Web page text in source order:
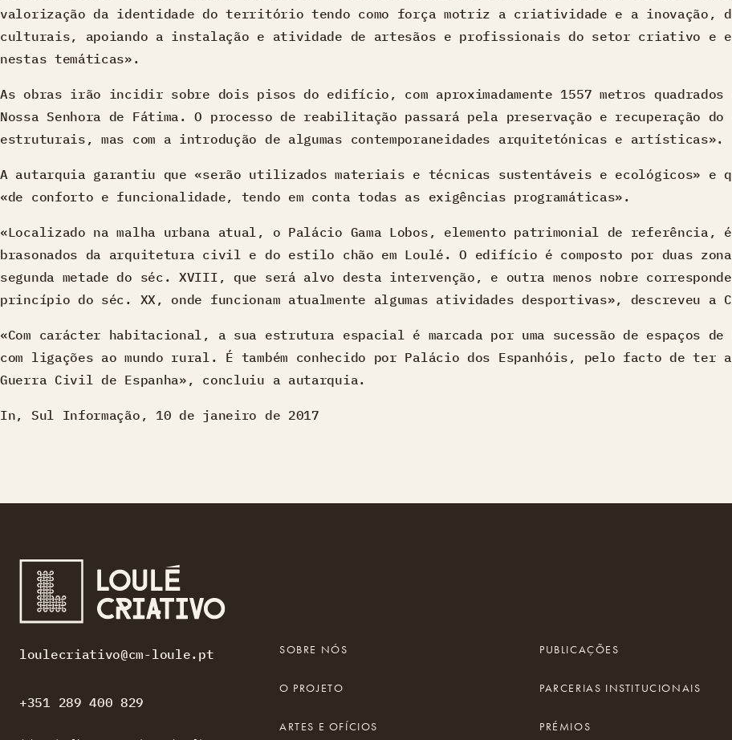
valorização da identidade do território tendo como força motriz a criatividade e a inovação,
culturais, apoiando a instalação e atividade de artesãos e profissionais do setor criativo e
nestas temáticas».
As obras irão incidir sobre dois pisos do edifício, com aproximadamente 1557 metros
Nossa Senhora de Fátima. O processo de reabilitação passará pela preservação e recuperação
estruturais, mas com a introdução de algumas contemporaneidades arquitetónicas e artísticas».
A autarquia garantiu que «serão utilizados materiais e técnicas sustentáveis e ecológicos»
«de conforto e funcionalidade, tendo em conta todas as exigências programáticas».
«Localizado na malha urbana atual, o Palácio Gama Lobos, elemento patrimonial de referência,
brasonados da arquitetura civil e do estilo chão em Loulé. O edifício é composto por duas
segunda metade do séc. XVIII, que será alvo desta intervenção, e outra menos nobre
princípio do séc. XX, onde funcionam atualmente algumas atividades desportivas», descreveu a
«Com carácter habitacional, a sua estrutura espacial é marcada por uma sucessão de espaços
com ligações ao mundo rural. É também conhecido por Palácio dos Espanhóis, pelo facto de
Guerra Civil de Espanha», concluiu a autarquia.
In, Sul Informação, 10 de janeiro de 2017
loulecriativo@cm-loule.pt
+351 289 400 829
SOBRE NÓS
O PROJETO
ARTES E OFÍCIOS
PUBLICAÇÕES
PARCERIAS INSTITUCIONAIS
PRÉMIOS